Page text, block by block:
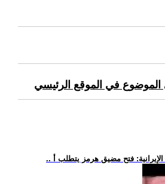
الموضوع في الموقع الرئيسي
الإيرانية: فتح مضيق هرمز يتطلب أ